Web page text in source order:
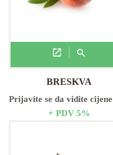
BRESKVA
Prijavite se da vidite cijene
+ PDV 5%